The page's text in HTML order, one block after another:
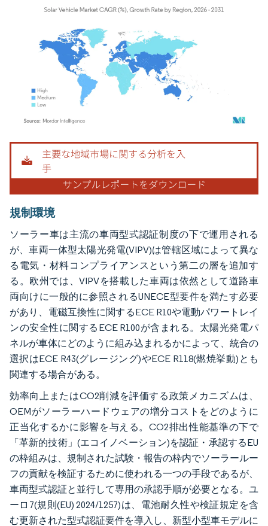
画像 © Mordor Intelligence。再利用にはCC BY 4.0の表示が必要です。
規制環境
ソーラー車は主流の車両型式認証制度の下で運用される
が、車両一体型太陽光発電(VIPV)は管轄区域によって異な
る電気・材料コンプライアンスという第二の層を追加す
る。欧州では、VIPVを搭載した車両は依然として道路車
両向けに一般的に参照されるUNECE型要件を満たす必要
があり、電磁互換性に関するECE R10や電動パワートレイ
ンの安全性に関するECE R100が含まれる。太陽光発電パ
ネルが車体にどのように組み込まれるかによって、統合の
選択はECE R43(グレージング)やECE R118(燃焼挙動)とも
関連する場合がある。
効率向上またはCO2削減を評価する政策メカニズムは、
OEMがソーラーハードウェアの増分コストをどのように
正当化するかに影響を与える。CO2排出性能基準の下で
「革新的技術」(エコイノベーション)を認証・承認するEU
の枠組みは、規制された試験・報告の枠内でソーラールー
フの貢献を検証するために使われる一つの手段であるが、
車両型式認証と並行して専用の承認手順が必要となる。ユ
ーロ7(規則(EU) 2024/1257)は、電池耐久性や検証規定を含
む更新された型式認証要件を導入し、新型小型車モデルに